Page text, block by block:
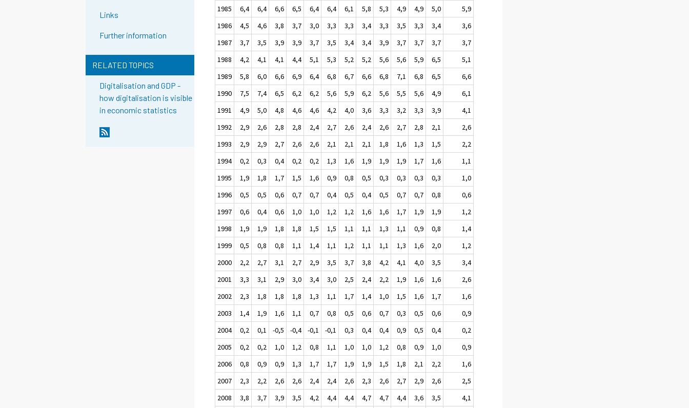
Links
Further information
RELATED TOPICS
Digitalisation and GDP -
how digitalisation is visible
in economic statistics
1985
6,4 6,4 6,6 6,5 6,4 6,4 6,1 5,8 5,3 4,9 4,9 5,0
5,9
1986
4,5 4,6 3,8 3,7 3,0 3,3 3,3 3,4 3,3 3,5 3,3 3,4
3,6
1987
3,7 3,5 3,9 3,9 3,7 3,5 3,4 3,4 3,9 3,7 3,7 3,7
3,7
1988
4,2 4,1 4,1 4,4 5,1 5,3 5,2 5,2 5,6 5,6 5,9 6,5
5,1
1989
5,8 6,0 6,6 6,9 6,4 6,8 6,7 6,6 6,8 7,1 6,8 6,5
6,6
1990
7,5 7,4 6,5 6,2 6,2 5,6 5,9 6,2 5,6 5,5 5,6 4,9
6,1
1991
4,9 5,0 4,8 4,6 4,6 4,2 4,0 3,6 3,3 3,2 3,3 3,9
4,1
1992
2,9 2,6 2,8 2,8 2,4 2,7 2,6 2,4 2,6 2,7 2,8 2,1
2,6
1993
2,9 2,9 2,7 2,6 2,6 2,1 2,1 2,1 1,8 1,6 1,3 1,5
2,2
1994
0,2 0,3 0,4 0,2 0,2 1,3 1,6 1,9 1,9 1,9 1,7 1,6
1,1
1995
1,9 1,8 1,7 1,5 1,6 0,9 0,8 0,5 0,3 0,3 0,3 0,3
1,0
1996
0,5 0,5 0,6 0,7 0,7 0,4 0,5 0,4 0,5 0,7 0,7 0,8
0,6
1997
0,6 0,4 0,6 1,0 1,0 1,2 1,2 1,6 1,6 1,7 1,9 1,9
1,2
1998
1,9 1,9 1,8 1,8 1,5 1,5 1,1 1,1 1,3 1,1 0,9 0,8
1,4
1999
0,5 0,8 0,8 1,1 1,4 1,1 1,2 1,1 1,1 1,3 1,6 2,0
1,2
2000
2,2 2,7 3,1 2,7 2,9 3,5 3,7 3,8 4,2 4,1 4,0 3,5
3,4
2001
3,3 3,1 2,9 3,0 3,4 3,0 2,5 2,4 2,2 1,9 1,6 1,6
2,6
2002
2,3 1,8 1,8 1,8 1,3 1,1 1,7 1,4 1,0 1,5 1,6 1,7
1,6
2003
1,4 1,9 1,6 1,1 0,7 0,8 0,5 0,6 0,7 0,3 0,5 0,6
0,9
2004
0,2 0,1 -0,5 -0,4 -0,1 -0,1 0,3 0,4 0,4 0,9 0,5 0,4
0,2
2005
0,2 0,2 1,0 1,2 0,8 1,1 1,0 1,0 1,2 0,8 0,9 1,0
0,9
2006
0,8 0,9 0,9 1,3 1,7 1,7 1,9 1,9 1,5 1,8 2,1 2,2
1,6
2007
2,3 2,2 2,6 2,6 2,4 2,4 2,6 2,3 2,6 2,7 2,9 2,6
2,5
2008
3,8 3,7 3,9 3,5 4,2 4,4 4,4 4,7 4,7 4,4 3,6 3,5
4,1